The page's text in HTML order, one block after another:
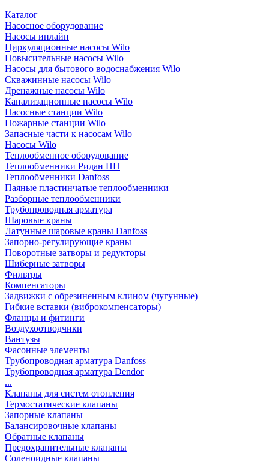
Каталог
Насосное оборудование
Насосы инлайн
Циркуляционные насосы Wilo
Повысительные насосы Wilo
Насосы для бытового водоснабжения Wilo
Скважинные насосы Wilo
Дренажные насосы Wilo
Канализационные насосы Wilo
Насосные станции Wilo
Пожарные станции Wilo
Запасные части к насосам Wilo
Насосы Wilo
Теплообменное оборудование
Теплообменники Ридан НН
Теплообменники Danfoss
Паяные пластинчатые теплообменники
Разборные теплообменники
Трубопроводная арматура
Шаровые краны
Латунные шаровые краны Danfoss
Запорно-регулирующие краны
Поворотные затворы и редукторы
Шиберные затворы
Фильтры
Компенсаторы
Задвижки с обрезиненным клином (чугунные)
Гибкие вставки (виброкомпенсаторы)
Фланцы и фитинги
Воздухоотводчики
Вантузы
Фасонные элементы
Трубопроводная арматура Danfoss
Трубопроводная арматура Dendor
...
Клапаны для систем отопления
Термостатические клапаны
Запорные клапаны
Балансировочные клапаны
Обратные клапаны
Предохранительные клапаны
Соленоидные клапаны